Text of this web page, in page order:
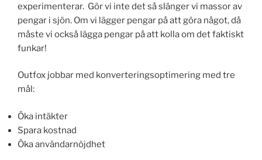
experimenterar. Gör vi inte det så slänger vi massor av
pengar i sjön. Om vi lägger pengar på att göra något, då
måste vi också lägga pengar på att kolla om det faktiskt
funkar!
Outfox jobbar med konverteringsoptimering med tre
mål:
Öka intäkter
Spara kostnad
Öka användarnöjdhet